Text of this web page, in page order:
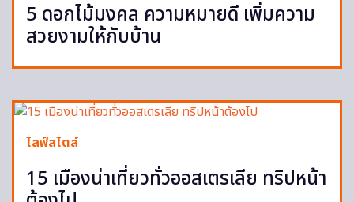
5 ดอกไม้มงคล ความหมายดี เพิ่มความ
สวยงามให้กับบ้าน
ไลฟ์สไตล์
15 เมืองน่าเที่ยวทั่วออสเตรเลีย ทริปหน้า